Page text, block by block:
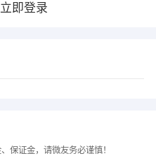
立即登录
保证金，请微友务必谨慎！